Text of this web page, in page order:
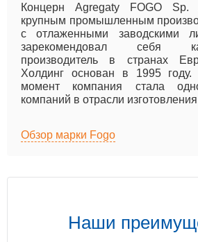
Концерн Agregaty FOGO Sp.
крупным промышленным
с отлаженными заводскими
зарекомендовал себя
производитель в странах
Холдинг основан в 1995
момент компания стала
компаний в отрасли
Обзор марки Fogo
Наши